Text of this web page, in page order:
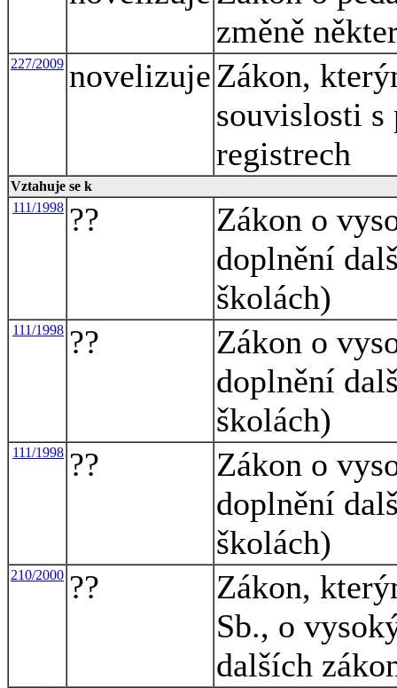
změně
227/2009 novelizujeZákon,
souvislosti s
registrech
Vztahuje se k
111/1998 ??
Zákon o
doplnění
školách)
111/1998 ??
Zákon o
doplnění
školách)
111/1998 ??
Zákon o
doplnění
školách)
210/2000 ??
Zákon,
Sb., o
dalších